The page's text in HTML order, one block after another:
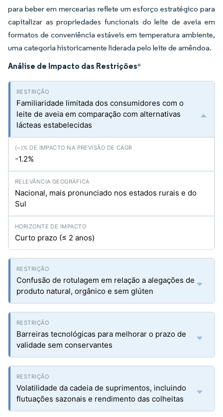
para beber em mercearias reflete um esforço estratégico para
capitalizar as propriedades funcionais do leite de aveia em
formatos de conveniência estáveis em temperatura ambiente,
uma categoria historicamente liderada pelo leite de amêndoa.
Análise de Impacto das Restrições*
Familiaridade limitada dos consumidores com o
leite de aveia em comparação com alternativas
lácteas estabelecidas
-1.2%
Nacional, mais pronunciado nos estados rurais e do
Sul
Curto prazo (≤ 2 anos)
Confusão de rotulagem em relação a alegações de
produto natural, orgânico e sem glúten
Barreiras tecnológicas para melhorar o prazo de
validade sem conservantes
Volatilidade da cadeia de suprimentos, incluindo
flutuações sazonais e rendimento das colheitas